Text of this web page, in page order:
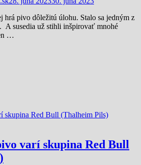
hrá pivo dôležitú úlohu. Stalo sa jedným z
A susedia už stihli inšpirovať mnohé
…
varí skupina Red Bull